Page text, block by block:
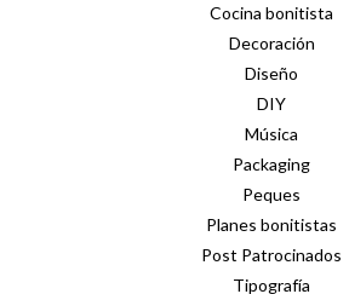
Cocina bonitista
Decoración
Diseño
DIY
Música
Packaging
Peques
Planes bonitistas
Post Patrocinados
Tipografía